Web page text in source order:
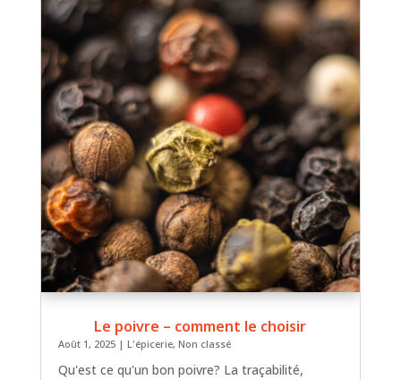
Le poivre – comment le choisir
Août 1, 2025| L'épicerie, Non classé
Qu'est ce qu'un bon poivre? La traçabilité,